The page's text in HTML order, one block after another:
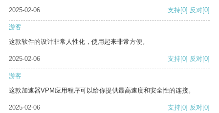
2025-02-06 支持[0] 反对[0]
游客
这款软件的设计非常人性化，使用起来非常方便。
2025-02-06 支持[0] 反对[0]
游客
这款加速器VPM应用程序可以给你提供最高速度和安全性的连接。
2025-02-06 支持[0] 反对[0]